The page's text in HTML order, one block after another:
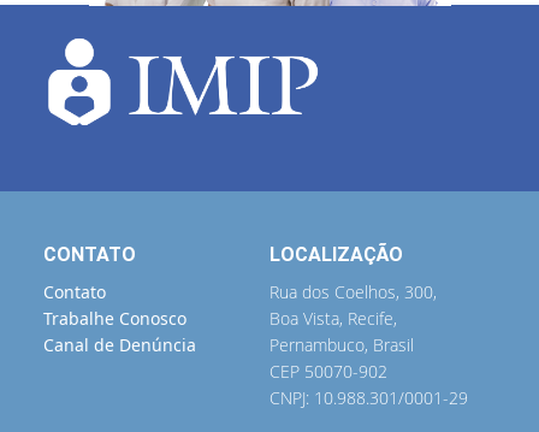
CONTATO
Contato
Trabalhe Conosco
Canal de Denúncia
LOCALIZAÇÃO
Rua dos Coelhos, 300,
Boa Vista, Recife,
Pernambuco, Brasil
CEP 50070-902
CNPJ: 10.988.301/0001-29